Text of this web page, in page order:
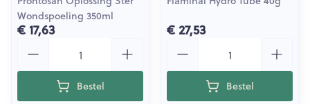
Wondspoeling 350ml
€ 17,63
Bestel
€ 27,53
Bestel